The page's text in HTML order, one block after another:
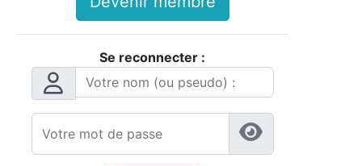
Se reconnecter :